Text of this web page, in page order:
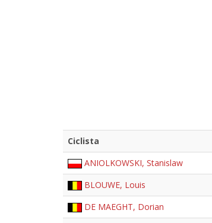
Ciclista
ANIOLKOWSKI, Stanislaw
BLOUWE, Louis
DE MAEGHT, Dorian